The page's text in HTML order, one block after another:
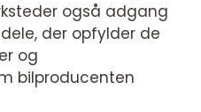
også adgang
der opfylder de
og
bilproducenten